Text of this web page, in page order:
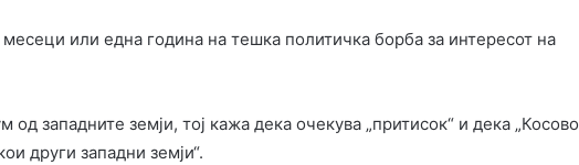
или една година на тешка политичка борба за интересот на
западните земји, тој кажа дека очекува „притисок“ и дека „Косово
други западни земји“.